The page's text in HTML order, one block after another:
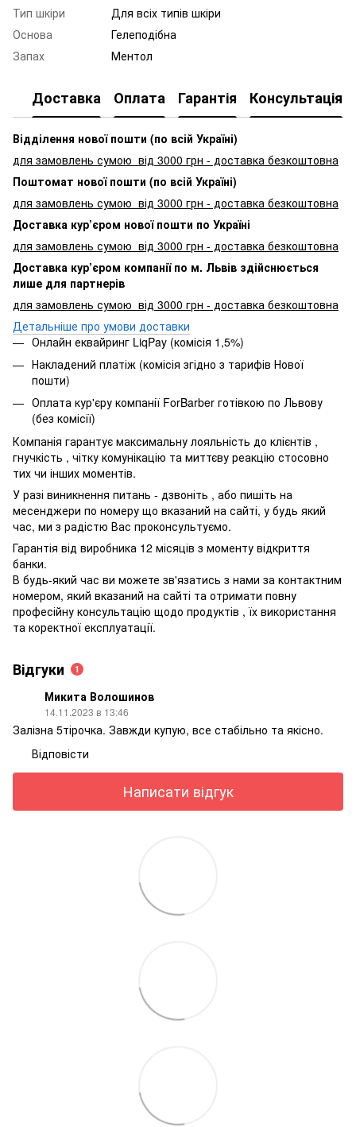
Тип шкіри
Для всіх типів шкіри
Основа
Гелеподібна
Запах
Ментол
Доставка Оплата Гарантія Консультація
Відділення нової пошти (по всій Україні)
для замовлень сумою від 3000 грн - доставка безкоштовна
Поштомат нової пошти (по всій Україні)
для замовлень сумою від 3000 грн - доставка безкоштовна
Доставка кур’єром нової пошти по Україні
для замовлень сумою від 3000 грн - доставка безкоштовна
Доставка кур’єром компанії по м. Львів здійснюється
лише для партнерів
для замовлень сумою від 3000 грн - доставка безкоштовна
Детальніше про умови доставки
Онлайн еквайринг LiqPay (комісія 1,5%)
Накладений платіж (комісія згідно з тарифів Нової
пошти)
Оплата кур'єру компанії ForBarber готівкою по Львову
(без комісії)
Компанія гарантує максимальну лояльність до клієнтів ,
гнучкість , чітку комунікацію та миттєву реакцію стосовно
тих чи інших моментів.
У разі виникнення питань - дзвоніть , або пишіть на
месенджери по номеру що вказаний на сайті, у будь який
час, ми з радістю Вас проконсультуємо.
Гарантія від виробника 12 місяців з моменту відкриття
банки.
В будь-який час ви можете зв'язатись з нами за контактним
номером, який вказаний на сайті та отримати повну
професійну консультацію щодо продуктів , їх використання
та коректної експлуатації.
Відгуки 1
Микита Волошинов
14.11.2023 в 13:46
Залізна 5тірочка. Завжди купую, все стабільно та якісно.
Відповісти
Написати відгук